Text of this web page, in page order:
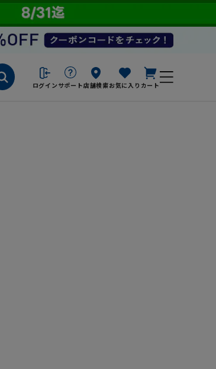
ログイン サポート店舗検索お気に入り カート